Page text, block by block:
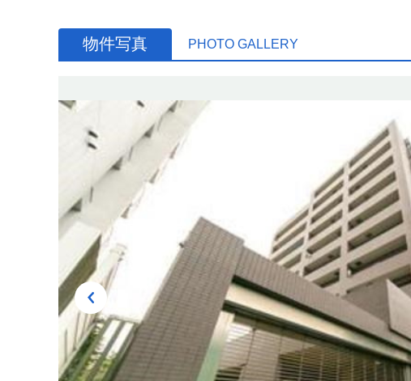
物件写真 PHOTO GALLERY